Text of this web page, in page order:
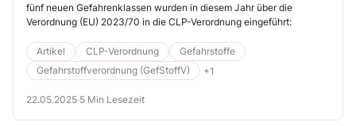
fünf neuen Gefahrenklassen wurden in diesem Jahr über die
Verordnung (EU) 2023/70 in die CLP-Verordnung eingeführt:
Artikel CLP-Verordnung
Gefahrstoffe
Gefahrstoffverordnung (GefStoffV)
+1
22.05.2025·5 Min Lesezeit